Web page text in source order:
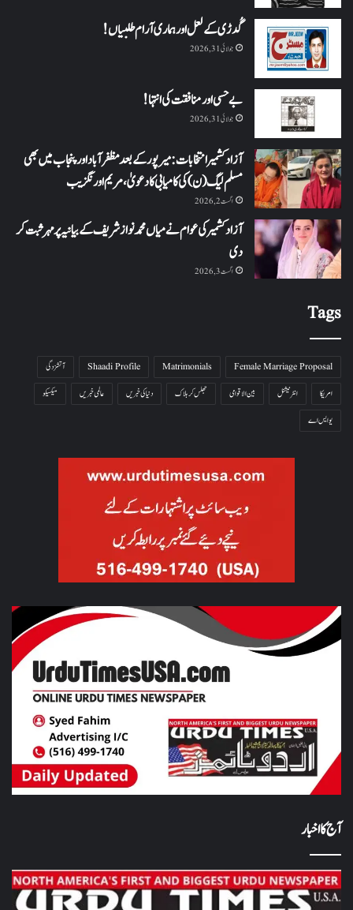
گُدڑی کے لعل اور ہماری آرام طلبیاں!
جولائی 31, 2026
بے حسی اور منافقت کی انتہا !
جولائی 31, 2026
آزاد کشمیر انتخابات: میرپور کے بعد مظفرآباد اور پنجاب میں بھی
مسلم لیگ (ن) کی کامیابی کا دعویٰ، مریم اورنگزیب
اگست 2, 2026
آزاد کشمیر کی عوام نے میاں محمد نواز شریف کے بیانیہ پر مہر ثبت کر
دی
اگست 3, 2026
Tags
Female Marriage Proposal
Matrimonials
Shaadi Profile
آتشزدگی
امریکا
انٹرنیشنل بین الاقوامی جھلس کر ہلاک دنیا کی خبریں عالمی خبریں
میکسیکو
یو ایس اے
آج کا اخبار